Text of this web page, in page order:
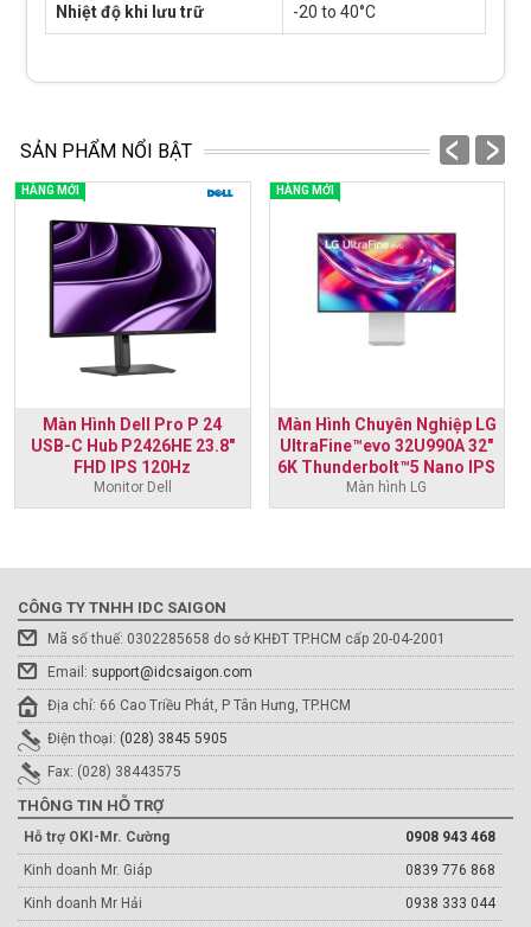
Nhiệt độ khi lưu trữ -20 to 40°C
SẢN PHẨM NỔI BẬT
HÀNG MỚI
Màn Hình Dell Pro P 24
USB-C Hub P2426HE 23.8"
FHD IPS 120Hz
Monitor Dell
HÀNG MỚI
Màn Hình Chuyên Nghiệp LG
UltraFine™evo 32U990A 32"
6K Thunderbolt™5 Nano IPS
Black
Màn hình LG
prev next
CÔNG TY TNHH IDC SAIGON
Mã số thuế: 0302285658 do sở KHĐT TP.HCM cấp 20-04-2001
Email: support@idcsaigon.com
Địa chỉ: 66 Cao Triều Phát, P Tân Hưng, TP.HCM
Điện thoại: (028) 3845 5905
Fax: (028) 38443575
THÔNG TIN HỖ TRỢ
Hỗ trợ OKI-Mr. Cường
0908 943 468
Kinh doanh Mr. Giáp
0839 776 868
Kinh doanh Mr Hải
0938 333 044